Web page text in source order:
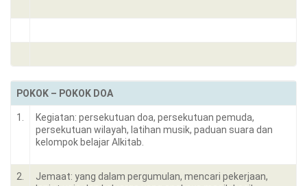
POKOK – POKOK DOA
1.
Kegiatan: persekutuan doa, persekutuan pemuda,
persekutuan wilayah, latihan musik, paduan suara dan
kelompok belajar Alkitab.
2.
Jemaat: yang dalam pergumulan, mencari pekerjaan,